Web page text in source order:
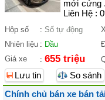
mới cứng
Liên Hệ :
Hộp số : Số tự động
Nhiên liệu : Dầu
Giá xe
: 655 triệu
Lưu tin
So sánh
Chính chủ bán xe bán